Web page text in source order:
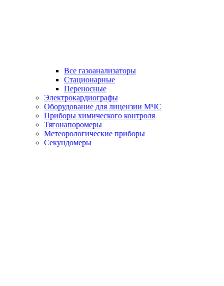
Все газоанализаторы
Cтационарные
Переносные
Электрокардиографы
Оборудование для лицензии МЧС
Приборы химического контроля
Тягонапоромеры
Метеорологические приборы
Секундомеры